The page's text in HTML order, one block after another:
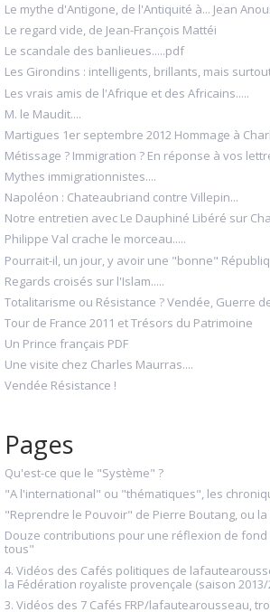
Le mythe d'Antigone, de l'Antiquité à... Jean
Le regard vide, de Jean-François Mattéi
Le scandale des banlieues.....pdf
Les Girondins : intelligents, brillants, mais
Les vrais amis de l'Afrique et des Africains.....
M. le Maudit....
Martigues 1er septembre 2012 Hommage à
Métissage ? Immigration ? En réponse à vos
Mythes immigrationnistes....
Napoléon : Chateaubriand contre Villepin...
Notre entretien avec Le Dauphiné Libéré sur
Philippe Val crache le morceau.....
Pourrait-il, un jour, y avoir une "bonne"
Regards croisés sur l'Islam.....
Totalitarisme ou Résistance ? Vendée, Guerre
Tour de France 2011 et Trésors du Patrimoine
Un Prince français PDF
Une visite chez Charles Maurras....
Vendée Résistance !
Pages
Qu'est-ce que le "Système" ?
"A l'international" ou "thématiques", les
"Reprendre le Pouvoir" de Pierre Boutang, ou
Douze contributions pour une réflexion de
tous"
4. Vidéos des Cafés politiques de
la Fédération royaliste provençale (saison 2013/
3. Vidéos des 7 Cafés FRP/lafautearousseau,